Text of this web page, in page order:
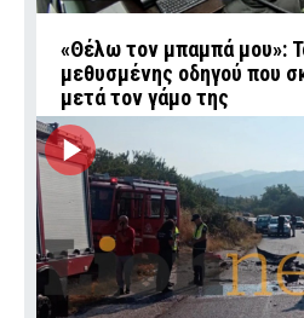
«Θέλω τον μπαμπά μου»:
μεθυσμένης οδηγού που
μετά τον γάμο της